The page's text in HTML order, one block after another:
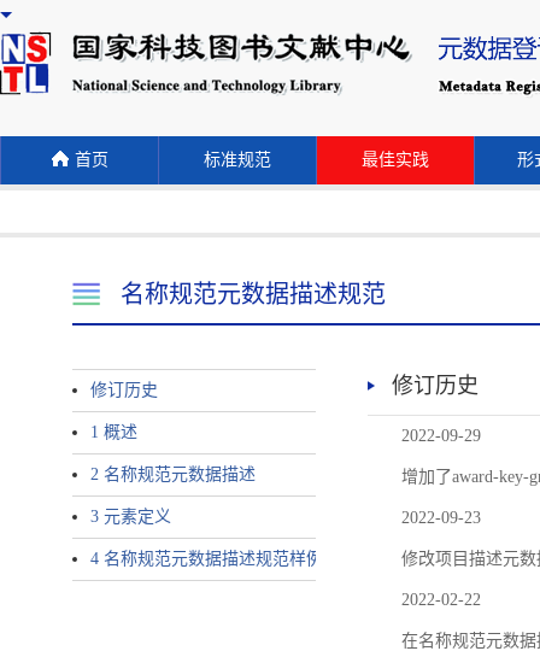
首页 标准规范 最佳实践 形
名称规范元数据描述规范
修订历史
1 概述
2 名称规范元数据描述
3 元素定义
4 名称规范元数据描述规范样例
修订历史
2022-09-29
增加了award-key-
2022-09-23
修改项目描述元
2022-02-22
在名称规范元数